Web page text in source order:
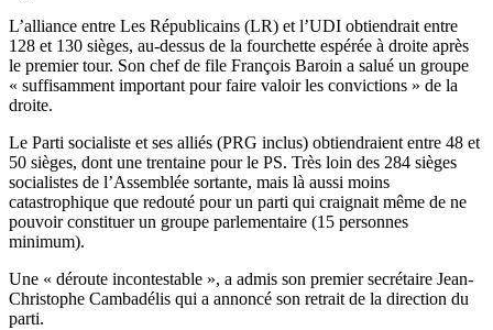
L’alliance entre Les Républicains (LR) et l’UDI obtiendrait entre
128 et 130 sièges, au-dessus de la fourchette espérée à droite après
le premier tour. Son chef de file François Baroin a salué un groupe
« suffisamment important pour faire valoir les convictions » de la
droite.
Le Parti socialiste et ses alliés (PRG inclus) obtiendraient entre 48 et
50 sièges, dont une trentaine pour le PS. Très loin des 284 sièges
socialistes de l’Assemblée sortante, mais là aussi moins
catastrophique que redouté pour un parti qui craignait même de ne
pouvoir constituer un groupe parlementaire (15 personnes
minimum).
Une « déroute incontestable », a admis son premier secrétaire Jean-
Christophe Cambadélis qui a annoncé son retrait de la direction du
parti.